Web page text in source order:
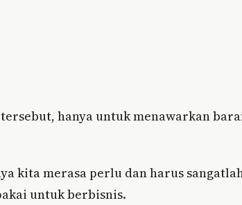
hanya untuk menawarkan
kita merasa perlu dan harus
untuk berbisnis.